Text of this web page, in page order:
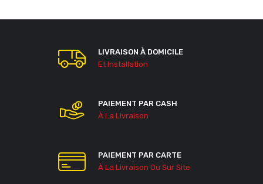
LIVRAISON À DOMICILE
Et Installation
PAIEMENT PAR CASH
À La Livraison
PAIEMENT PAR CARTE
À La Livraison Ou Sur Site